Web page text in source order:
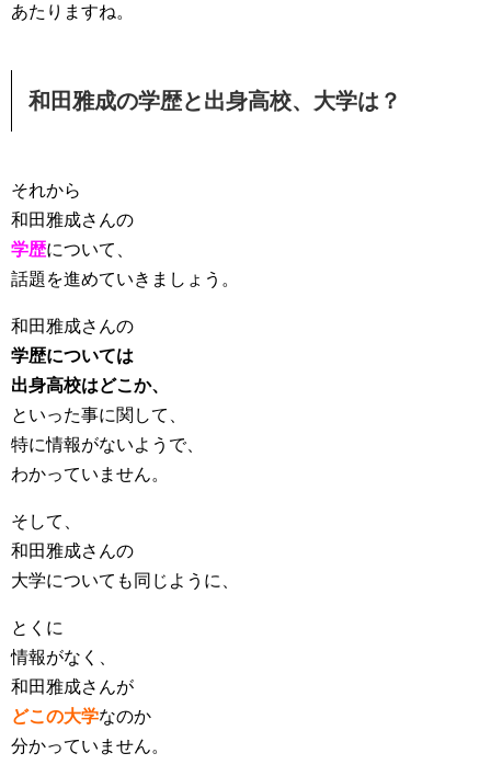
あたりますね。
和田雅成の学歴と出身高校、大学は？
それから
和田雅成さんの
学歴について、
話題を進めていきましょう。
和田雅成さんの
学歴については
出身高校はどこか、
といった事に関して、
特に情報がないようで、
わかっていません。
そして、
和田雅成さんの
大学についても同じように、
とくに
情報がなく、
和田雅成さんが
どこの大学なのか
分かっていません。